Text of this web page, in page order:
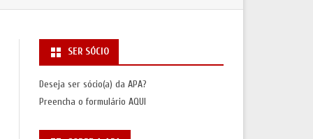
PÚBLICAS
ANTROPOLOGIA
UNIDADES DE INVESTIGAÇÃO
ASSOCIAÇÕES INTERNACIONAIS
SER SÓCIO
Deseja ser sócio(a) da APA?
Preencha o formulário AQUI